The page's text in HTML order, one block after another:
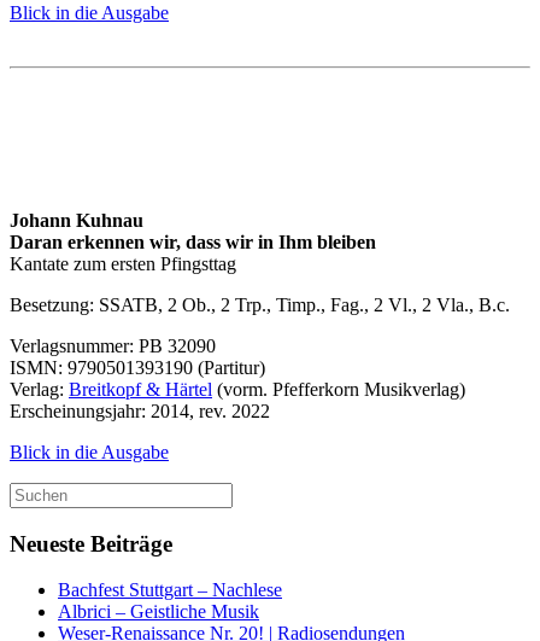
Blick in die Ausgabe
Johann Kuhnau
Daran erkennen wir, dass wir in Ihm bleiben
Kantate zum ersten Pfingsttag
Besetzung: SSATB, 2 Ob., 2 Trp., Timp., Fag., 2 Vl., 2 Vla., B.c.
Verlagsnummer: PB 32090
ISMN: 9790501393190 (Partitur)
Verlag: Breitkopf & Härtel (vorm. Pfefferkorn Musikverlag)
Erscheinungsjahr: 2014, rev. 2022
Blick in die Ausgabe
Suchen
nach:
Neueste Beiträge
Bachfest Stuttgart – Nachlese
Albrici – Geistliche Musik
Weser-Renaissance Nr. 20! | Radiosendungen